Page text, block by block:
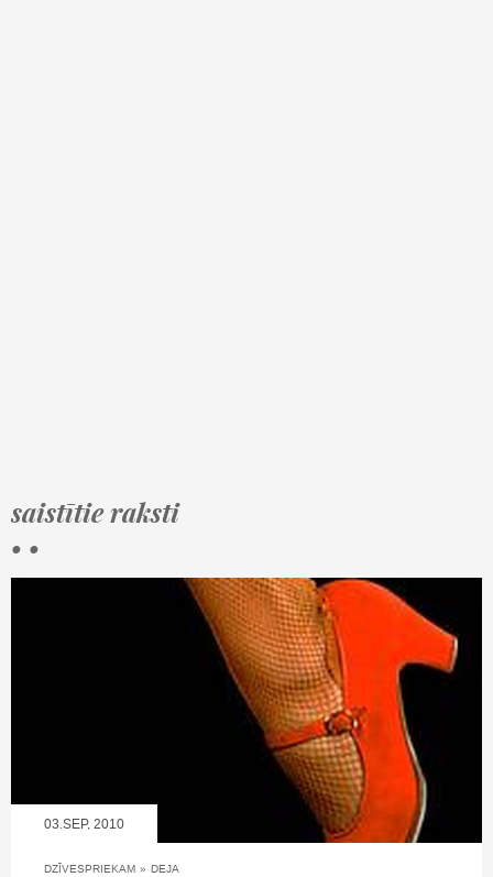
saistītie raksti
• •
03.SEP, 2010
DZĪVESPRIEKAM » DEJA